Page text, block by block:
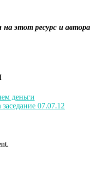
на этот ресурс и автора
деньги
07.07.12